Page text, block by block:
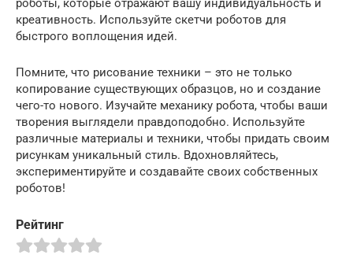
роботы, которые отражают вашу индивидуальность и
креативность. Используйте скетчи роботов для
быстрого воплощения идей.
Помните, что рисование техники – это не только
копирование существующих образцов, но и создание
чего-то нового. Изучайте механику робота, чтобы ваши
творения выглядели правдоподобно. Используйте
различные материалы и техники, чтобы придать своим
рисункам уникальный стиль. Вдохновляйтесь,
экспериментируйте и создавайте своих собственных
роботов!
Рейтинг